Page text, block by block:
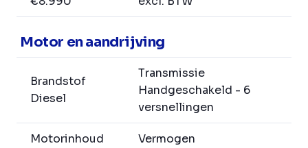
Motor en aandrijving
Brandstof
Diesel
Transmissie
Handgeschakeld - 6
versnellingen
Motorinhoud
Vermogen